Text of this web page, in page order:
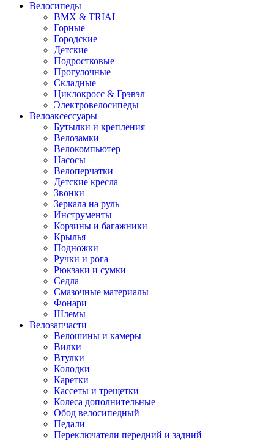
Велосипеды
BMX & TRIAL
Горные
Городские
Детские
Подростковые
Прогулочные
Складные
Циклокросс & Грэвэл
Электровелосипеды
Велоаксессуары
Бутылки и крепления
Велозамки
Велокомпьютер
Насосы
Велоперчатки
Детские кресла
Звонки
Зеркала на руль
Инструменты
Корзины и багажники
Крылья
Подножки
Ручки и рога
Рюкзаки и сумки
Седла
Смазочные материалы
Фонари
Шлемы
Велозапчасти
Велошины и камеры
Вилки
Втулки
Колодки
Каретки
Кассеты и трещетки
Колеса дополнительные
Обод велосипедный
Педали
Переключатели передний и задний